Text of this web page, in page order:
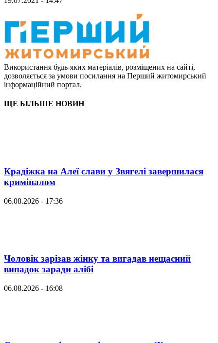
Використання будь-яких матеріалів, розміщених на сайті,
дозволяється за умови посилання на Перший житомирський
інформаційний портал.
ЩЕ БІЛЬШЕ НОВИН
Крадіжка на Алеї слави у Звягелі завершилася
криміналом
06.08.2026 - 17:36
Чоловік зарізав жінку та вигадав нещасний
випадок заради алібі
06.08.2026 - 16:08